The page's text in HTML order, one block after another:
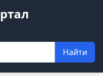
Найти